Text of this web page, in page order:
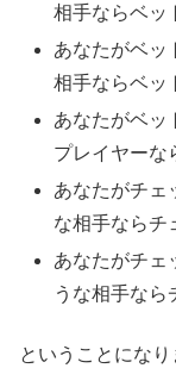
相手ならベッ
あなたがベッ
相手ならベッ
あなたがベッ
プレイヤーな
あなたがチェ
な相手ならチ
あなたがチェ
うな相手なら
ということになり